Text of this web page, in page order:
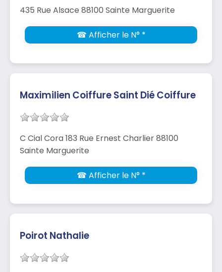
435 Rue Alsace 88100 Sainte Marguerite
☎ Afficher le N° *
Maximilien Coiffure Saint Dié Coiffure
C Cial Cora 183 Rue Ernest Charlier 88100
Sainte Marguerite
☎ Afficher le N° *
Poirot Nathalie